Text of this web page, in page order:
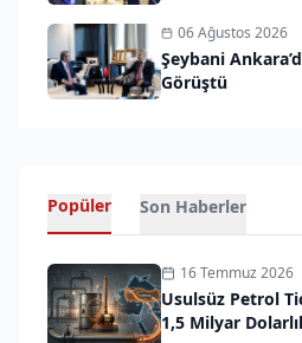
06 Ağustos 2026
Şeybani
Görüştü
Popüler Son Haberler
16 Temmuz 2026
Usulsüz Petrol
1,5 Milyar